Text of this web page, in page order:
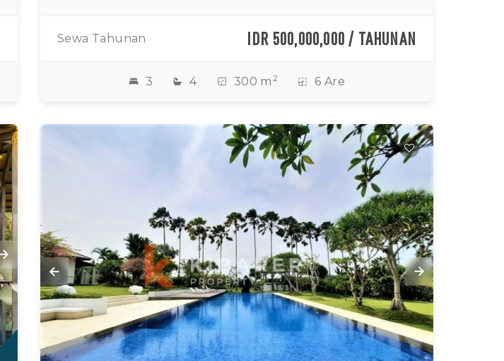
Sewa Tahunan IDR 500,000,000 / TAHUNAN
3 4 300 m 2 6 Are